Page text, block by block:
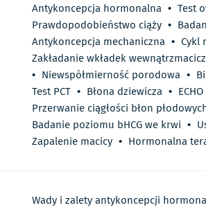
Antykoncepcja hormonalna • Test
Prawdopodobieństwo ciąży •
Antykoncepcja mechaniczna • Cykl
Zakładanie wkładek
• Niewspółmierność porodowa •
Test PCT • Błona dziewicza •
Przerwanie ciągłości błon
Badanie poziomu bHCG we krwi •
Zapalenie macicy • Hormonalna
Wady i zalety antykoncepcji